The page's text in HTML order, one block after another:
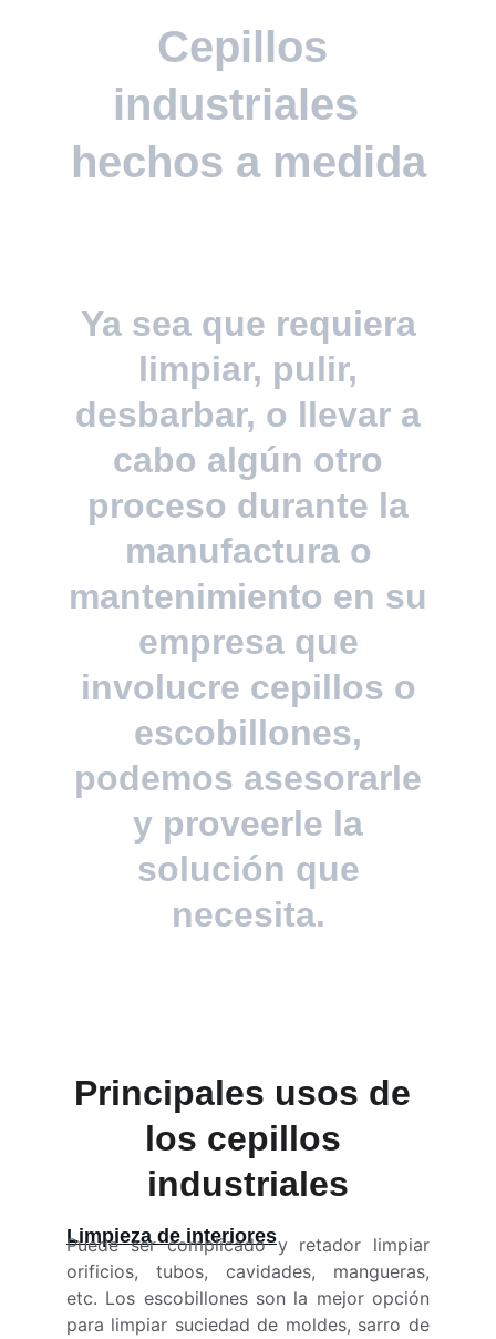
Cepillos
industriales
hechos a medida
Ya sea que requiera
limpiar, pulir,
desbarbar, o llevar a
cabo algún otro
proceso durante la
manufactura o
mantenimiento en su
empresa que
involucre cepillos o
escobillones,
podemos asesorarle
y proveerle la
solución que
necesita.
Principales usos de
los cepillos
industriales
Limpieza de interiores
Puede ser complicado y retador limpiar
orificios, tubos, cavidades, mangueras,
etc. Los escobillones son la mejor opción
para limpiar suciedad de moldes, sarro de